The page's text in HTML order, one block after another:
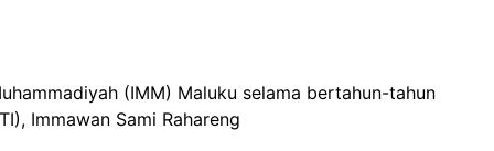
(IMM) Maluku selama bertahun-tahun
Immawan Sami Rahareng